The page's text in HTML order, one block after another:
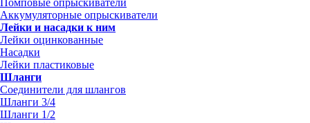
Помповые опрыскиватели
Аккумуляторные опрыскиватели
Лейки и насадки к ним
Лейки оцинкованные
Насадки
Лейки пластиковые
Шланги
Соединители для шлангов
Шланги 3/4
Шланги 1/2